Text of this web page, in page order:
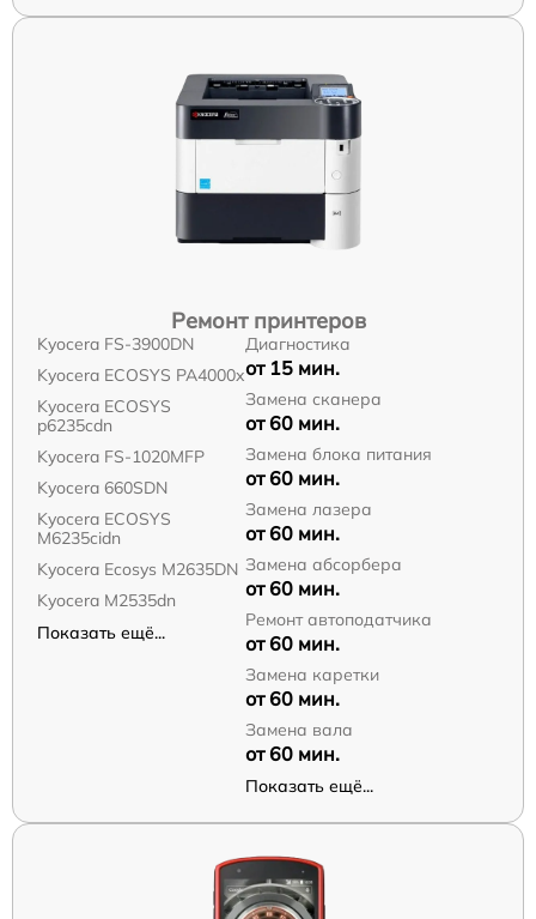
Ремонт принтеров
Kyocera FS-3900DN
Kyocera ECOSYS PA4000x
Kyocera ECOSYS
p6235cdn
Kyocera FS-1020MFP
Kyocera 660SDN
Kyocera ECOSYS
M6235cidn
Kyocera Ecosys M2635DN
Kyocera M2535dn
Показать ещё...
Диагностика
от 15 мин.
Замена сканера
от 60 мин.
Замена блока питания
от 60 мин.
Замена лазера
от 60 мин.
Замена абсорбера
от 60 мин.
Ремонт автоподатчика
от 60 мин.
Замена каретки
от 60 мин.
Замена вала
от 60 мин.
Показать ещё...